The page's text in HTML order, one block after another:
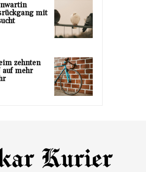
mit
zehnten
auf mehr